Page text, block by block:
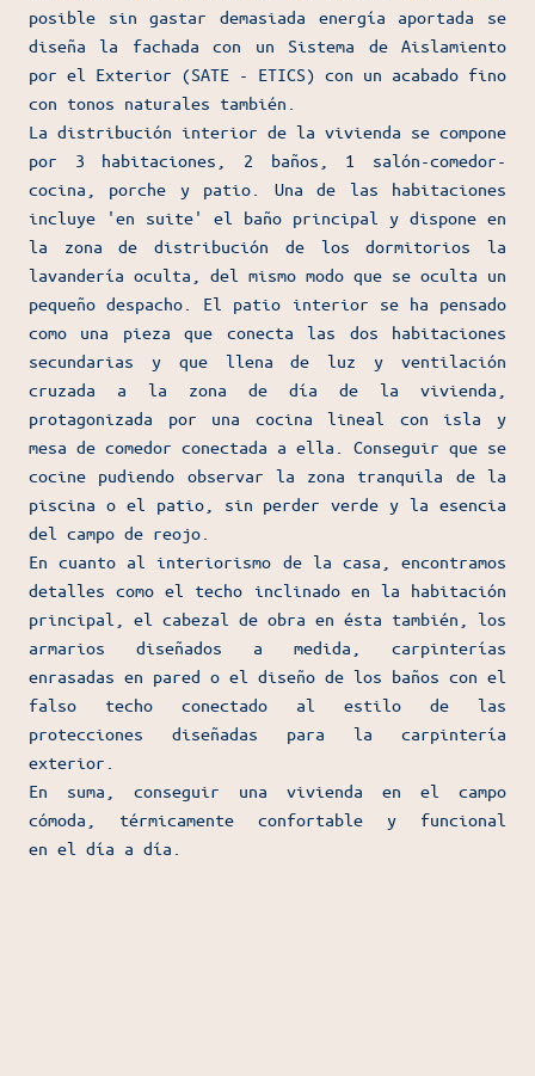
posible sin gastar demasiada energía aportada se
diseña la fachada con un Sistema de Aislamiento
por el Exterior (SATE - ETICS) con un acabado fino
con tonos naturales también.
La distribución interior de la vivienda se compone
por 3 habitaciones, 2 baños, 1 salón-comedor-
cocina, porche y patio. Una de las habitaciones
incluye 'en suite' el baño principal y dispone en
la zona de distribución de los dormitorios la
lavandería oculta, del mismo modo que se oculta un
pequeño despacho. El patio interior se ha pensado
como una pieza que conecta las dos habitaciones
secundarias y que llena de luz y ventilación
cruzada a la zona de día de la vivienda,
protagonizada por una cocina lineal con isla y
mesa de comedor conectada a ella. Conseguir que se
cocine pudiendo observar la zona tranquila de la
piscina o el patio, sin perder verde y la esencia
del campo de reojo.
En cuanto al interiorismo de la casa, encontramos
detalles como el techo inclinado en la habitación
principal, el cabezal de obra en ésta también, los
armarios diseñados a medida, carpinterías
enrasadas en pared o el diseño de los baños con el
falso techo conectado al estilo de las
protecciones diseñadas para la carpintería
exterior.
En suma, conseguir una vivienda en el campo
cómoda, térmicamente confortable y funcional
en el día a día.